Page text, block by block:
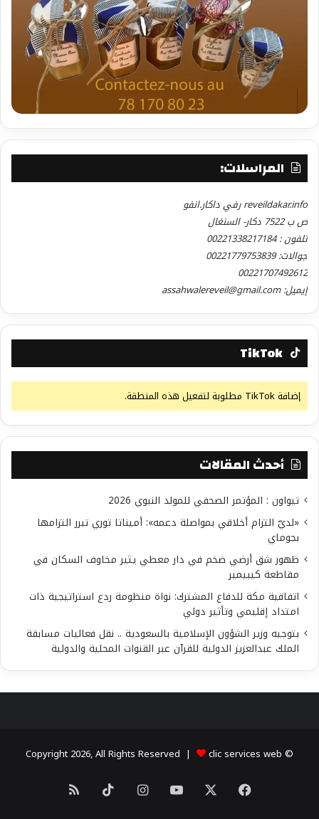
المراسلات:
reveildakar.info رفي داكار.انفو
ص ب 7522 دكار- السنغال
تلفون : 00221338217184
جوالات: 00221779753839
00221707492612
إيميل: assahwalereveil@gmail.com
TikTok
إضافة TikTok مطلوبة لتفعيل هذه المنطقة.
أحدث المقالات
تيواون : المؤتمر الصحفي للمولد النبوي 2026
«لديّ التزام أخلاقي بمواصلة دعمه»: أميناتا توري تبرر التزامها
بجوماي
ظهور شق أرضي ضخم في دار معطي يثير مخاوف السكان في
مقاطعة كيبيمير
اتفاقية مكة للدفاع المشترك: نواة منظومة ردع استراتيجية ذات
امتداد إقليمي وتأثير دولي
بتوجيه وزير الشؤون الإسلامية بالسعودية .. نقل فعاليات مسابقة
الملك عبدالعزيز الدولية للقرآن عبر القنوات المحلية والدولية
© Copyright 2026, All Rights Reserved |
clic services web
فيسبوك يوتيوبانستقرام ‫TikTokملخص